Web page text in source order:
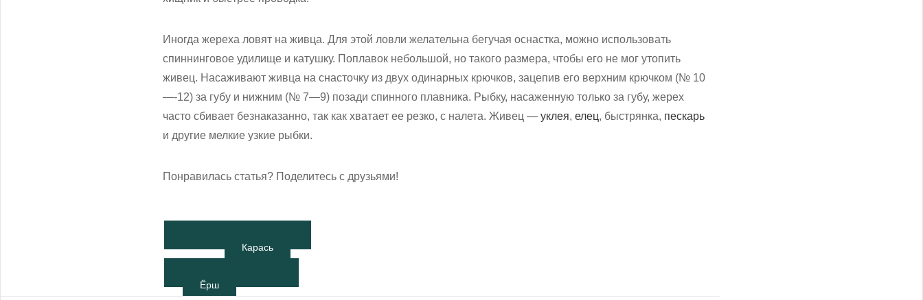
Иногда жереха ловят на живца. Для этой ловли желательна бегучая оснастка, можно использовать
спиннинговое удилище и катушку. Поплавок небольшой, но такого размера, чтобы его не мог утопить
живец. Насаживают живца на снасточку из двух одинарных крючков, зацепив его верхним крючком (№ 10
—-12) за губу и нижним (№ 7—9) позади спинного плавника. Рыбку, насаженную только за губу, жерех
часто сбивает безнаказанно, так как хватает ее резко, с налета. Живец — уклея, елец, быстрянка, пескарь
и другие мелкие узкие рыбки.
Понравилась статья? Поделитесь с друзьями!
Карась
Ёрш